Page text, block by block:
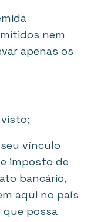
nem
apenas os
vínculo
imposto de
bancário,
aqui no país
possa